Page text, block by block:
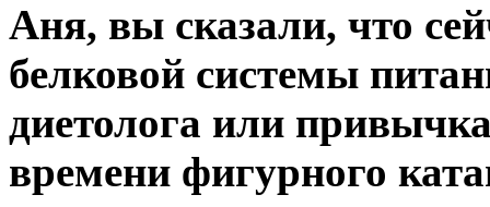
Аня, вы сказали, что
белковой системы
диетолога или
времени фигурного